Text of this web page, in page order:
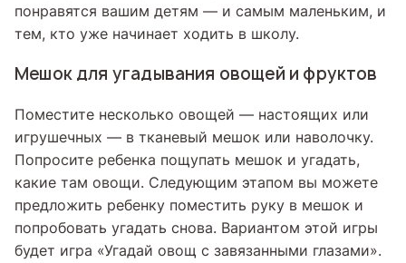
понравятся вашим детям — и самым маленьким, и
тем, кто уже начинает ходить в школу.
Мешок для угадывания овощей и фруктов
Поместите несколько овощей — настоящих или
игрушечных — в тканевый мешок или наволочку.
Попросите ребенка пощупать мешок и угадать,
какие там овощи. Следующим этапом вы можете
предложить ребенку поместить руку в мешок и
попробовать угадать снова. Вариантом этой игры
будет игра «Угадай овощ с завязанными глазами».